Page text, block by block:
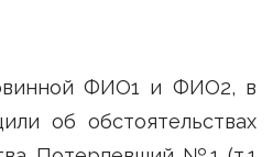
ФИО1 и ФИО2, в
об обстоятельствах